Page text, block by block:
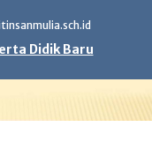
Didik Baru